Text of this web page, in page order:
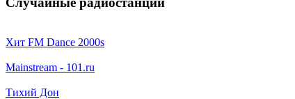
Хит FM Dance 2000s
Mainstream - 101.ru
Тихий Дон